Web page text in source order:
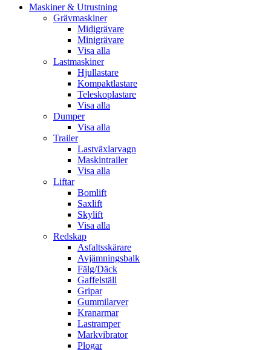
Close
Maskiner & Utrustning
Grävmaskiner
Midigrävare
Minigrävare
Visa alla
Lastmaskiner
Hjullastare
Kompaktlastare
Teleskoplastare
Visa alla
Dumper
Visa alla
Trailer
Lastväxlarvagn
Maskintrailer
Visa alla
Liftar
Bomlift
Saxlift
Skylift
Visa alla
Redskap
Asfaltsskärare
Avjämningsbalk
Fälg/Däck
Gaffelställ
Gripar
Gummilarver
Kranarmar
Lastramper
Markvibrator
Plogar